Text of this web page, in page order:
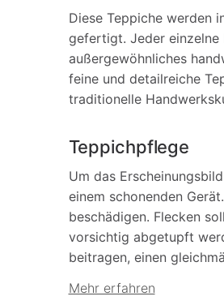
Diese Teppiche werden
gefertigt. Jeder
außergewöhnliches
feine und detailreiche
traditionelle
Teppichpflege
Um das
einem schonenden
beschädigen. Flecken
vorsichtig abgetupft
beitragen, einen
Mehr erfahren